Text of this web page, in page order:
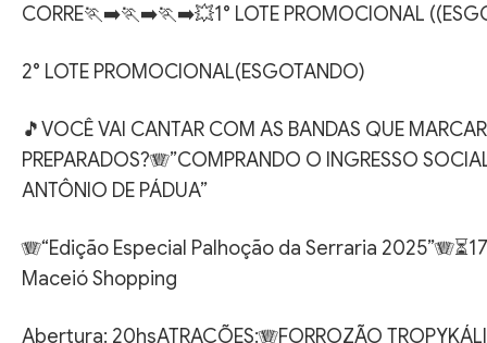
CORRE🏃‍➡️🏃‍➡️🏃‍➡️💥1° LOTE PROMOCIONAL
2° LOTE PROMOCIONAL(ESGOTANDO)
🎵VOCÊ VAI CANTAR COM AS BANDAS QUE
PREPARADOS?🪗”COMPRANDO O INGRESSO
ANTÔNIO DE PÁDUA”
🪗“Edição Especial Palhoção da Serraria
Maceió Shopping
Abertura: 20hsATRAÇÕES:🪗FORROZÃO